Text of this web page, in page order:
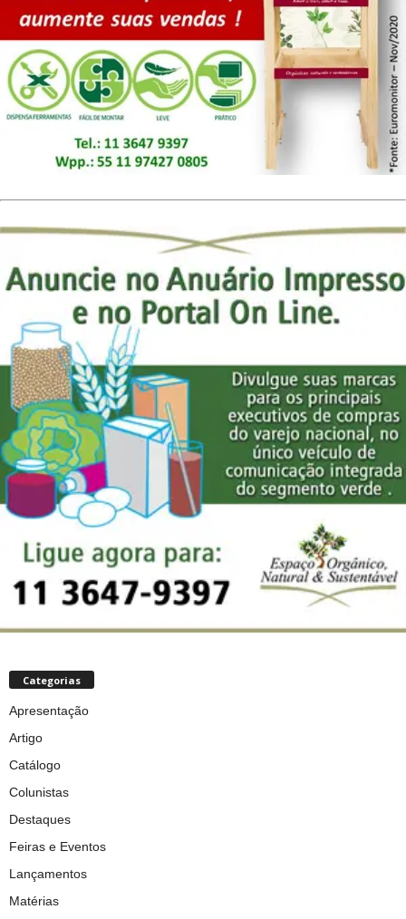
Categorias
Apresentação
Artigo
Catálogo
Colunistas
Destaques
Feiras e Eventos
Lançamentos
Matérias